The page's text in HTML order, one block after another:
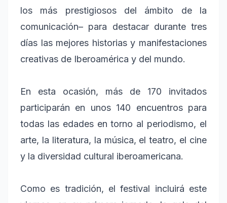
los más prestigiosos del ámbito de la
comunicación– para destacar durante tres
días las mejores historias y manifestaciones
creativas de Iberoamérica y del mundo.
En esta ocasión, más de 170 invitados
participarán en unos 140 encuentros para
todas las edades en torno al periodismo, el
arte, la literatura, la música, el teatro, el cine
y la diversidad cultural iberoamericana.
Como es tradición, el festival incluirá este